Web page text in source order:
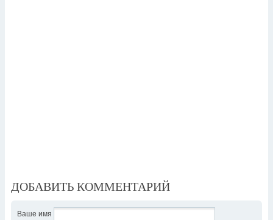
ДОБАВИТЬ КОММЕНТАРИЙ
Ваше имя